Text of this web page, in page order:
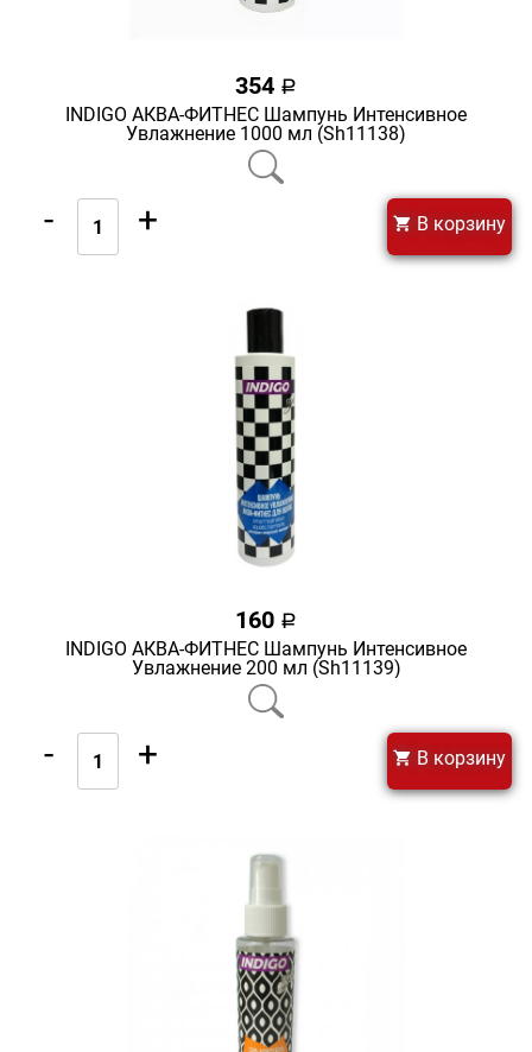
354 a
INDIGO АКВА-ФИТНЕС Шампунь Интенсивное
Увлажнение 1000 мл (Sh11138)
- + В корзину
160 a
INDIGO АКВА-ФИТНЕС Шампунь Интенсивное
Увлажнение 200 мл (Sh11139)
- + В корзину